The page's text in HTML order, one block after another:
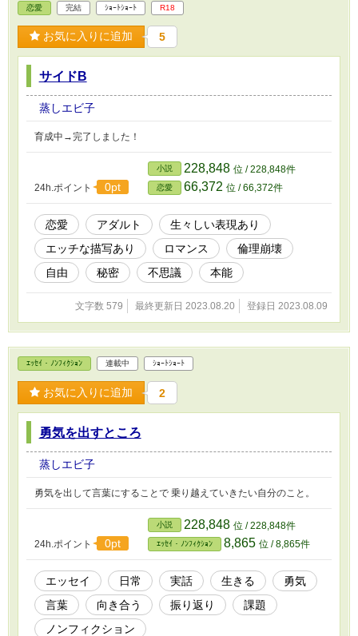
恋愛 完結 ｼｮｰﾄｼｮｰﾄ R18
お気に入りに追加 5
サイドB
蒸しエビ子
育成中→完了しました！
24h.ポイント 0pt
小説 228,848 位 / 228,848件
恋愛 66,372 位 / 66,372件
恋愛 アダルト
生々しい表現あり
エッチな描写あり
ロマンス
倫理崩壊
自由
秘密 不思議 本能
文字数 579 最終更新日 2023.08.20 登録日 2023.08.09
ｴｯｾｲ・ﾉﾝﾌｨｸｼｮﾝ 連載中 ｼｮｰﾄｼｮｰﾄ
お気に入りに追加 2
勇気を出すところ
蒸しエビ子
勇気を出して言葉にすることで 乗り越えていきたい自分のこと。
24h.ポイント 0pt
小説 228,848 位 / 228,848件
ｴｯｾｲ・ﾉﾝﾌｨｸｼｮﾝ 8,865 位 / 8,865件
エッセイ 日常 実話 生きる
勇気
言葉
向き合う 振り返り
課題
ノンフィクション